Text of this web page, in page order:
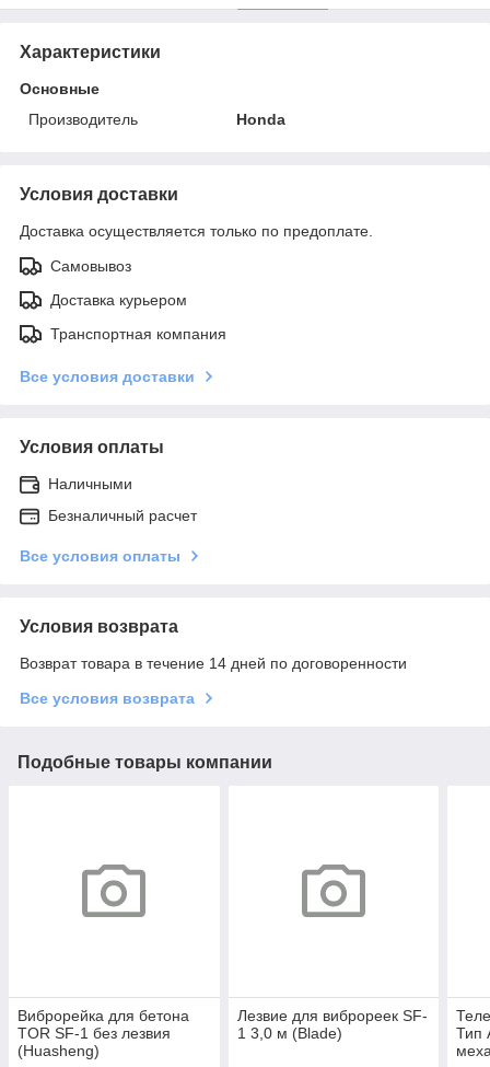
Характеристики
Основные
Производитель
Honda
Условия доставки
Доставка осуществляется только по предоплате.
Самовывоз
Доставка курьером
Транспортная компания
Все условия доставки
Условия оплаты
Наличными
Безналичный расчет
Все условия оплаты
Условия возврата
Возврат товара в течение 14 дней по договоренности
Все условия возврата
Подобные товары компании
Виброрейка для бетона
TOR SF-1 без лезвия
(Huasheng)
Лезвие для виброреек SF-
1 3,0 м (Blade)
Тип